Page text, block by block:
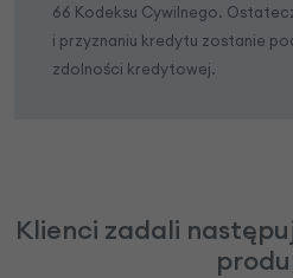
66 Kodeksu Cywilnego.
i przyznaniu kredytu zostanie
zdolności kredytowej.
Klienci zadali